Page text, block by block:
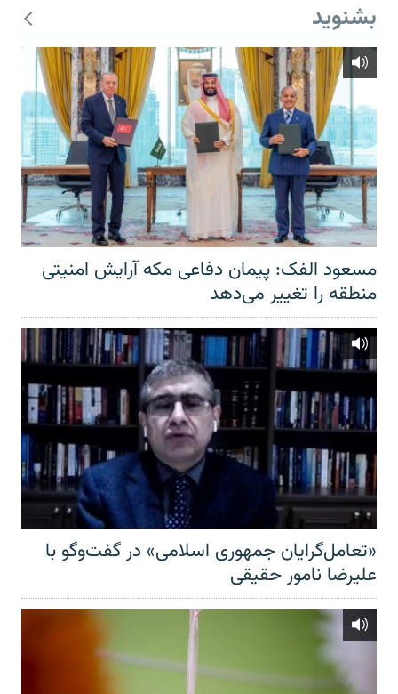
بشنوید
مسعود الفک: پیمان دفاعی مکه آرایش امنیتی
منطقه را تغییر می‌دهد
«تعامل‌گرایان جمهوری اسلامی» در گفت‌وگو با
علیرضا نامور حقیقی